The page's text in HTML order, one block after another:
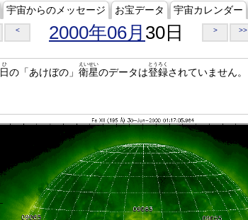
宇宙からのメッセージ お宝データ 宇宙カレンダー
< 2000年06月 30日 > >>
日
ひ
の「あけぼの」 衛星
えいせい
のデータは登録
とうろく
されていません。